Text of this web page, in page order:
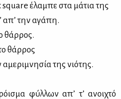
square έλα­μπε στα μά­τια της
απ’ την αγά­πη.
θάρ­ρος.
θάρ­ρος
αμε­ρι­μνη­σία της νιό­της.
φύλ­λων απ’ τ’ ανοι­χτό